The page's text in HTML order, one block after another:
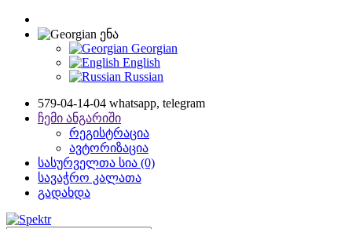
ენა
Georgian
English
Russian
579-04-14-04 whatsapp, telegram
ჩემი ანგარიში
რეგისტრაცია
ავტორიზაცია
სასურველთა სია (0)
სავაჭრო კალათა
გადახდა